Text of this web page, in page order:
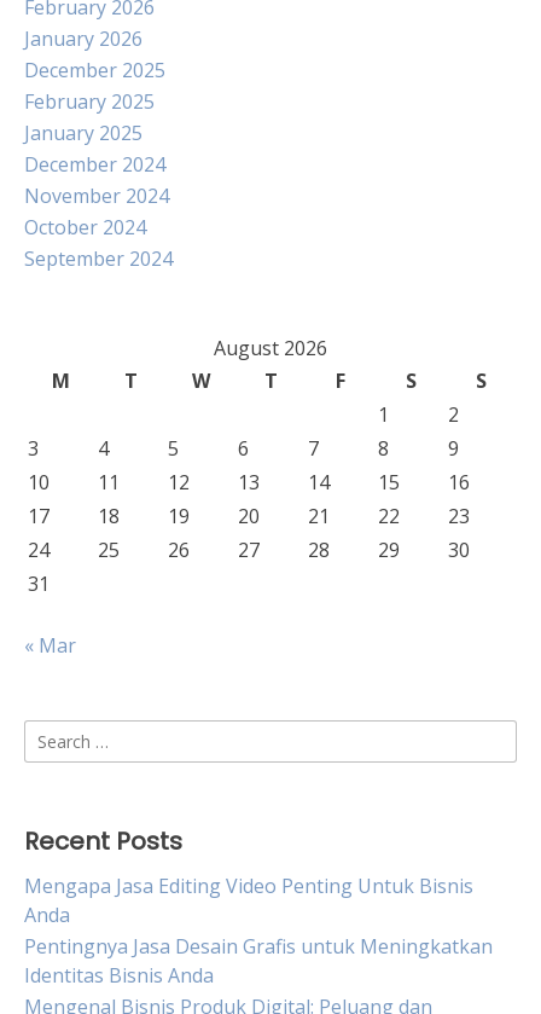
February 2026
January 2026
December 2025
February 2025
January 2025
December 2024
November 2024
October 2024
September 2024
August 2026
M
T W T F S
S
1
2
3
4 5 6 7 8
9
10
11 12 13 14 15
16
17
18 19 20 21 22
23
24
25 26 27 28 29
30
31
« Mar
Search
for:
Recent Posts
Mengapa Jasa Editing Video Penting Untuk Bisnis
Anda
Pentingnya Jasa Desain Grafis untuk Meningkatkan
Identitas Bisnis Anda
Mengenal Bisnis Produk Digital: Peluang dan